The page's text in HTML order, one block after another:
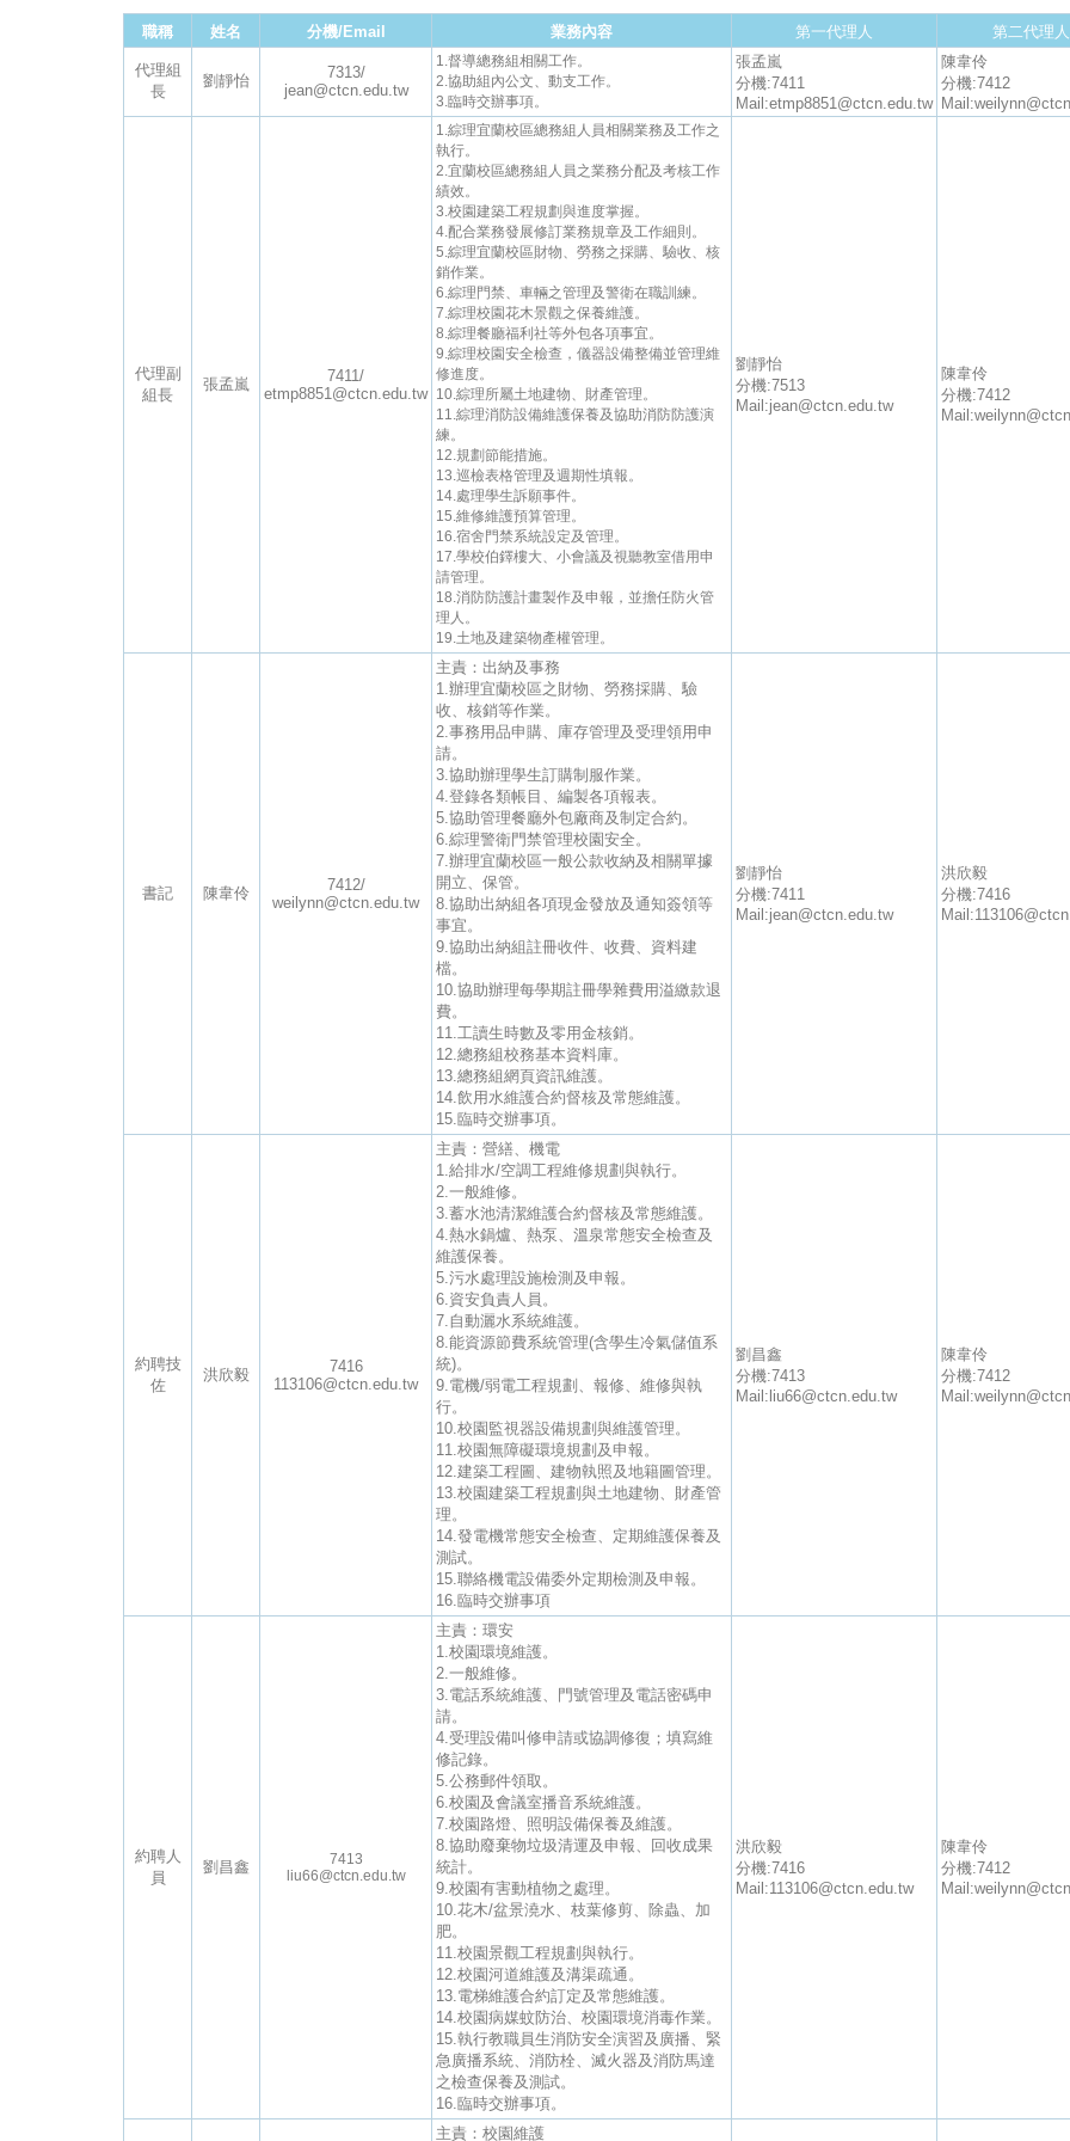
職稱 姓名 分機/Email 業務內容 第一代理人 第二代理人
代理組
長
劉靜怡
7313/
jean@ctcn.edu.tw
1.督導總務組相關工作。
2.協助組內公文、動支工作。
3.臨時交辦事項。
張孟嵐
分機:7411
Mail:etmp8851@ctcn.edu.tw
陳韋伶
分機:7412
代理副
組長
張孟嵐
7411/
etmp8851@ctcn.edu.tw
1.綜理宜蘭校區總務組人員相關業務及工作之
執行。
2.宜蘭校區總務組人員之業務分配及考核工作
績效。
3.校園建築工程規劃與進度掌握。
4.配合業務發展修訂業務規章及工作細則。
5.綜理宜蘭校區財物、勞務之採購、驗收、核
銷作業。
6.綜理門禁、車輛之管理及警衛在職訓練。
7.綜理校園花木景觀之保養維護。
8.綜理餐廳福利社等外包各項事宜。
9.綜理校園安全檢查，儀器設備整備並管理維
修進度。
10.綜理所屬土地建物、財產管理。
11.綜理消防設備維護保養及協助消防防護演
練。
12.規劃節能措施。
13.巡檢表格管理及週期性填報。
14.處理學生訴願事件。
15.維修維護預算管理。
16.宿舍門禁系統設定及管理。
17.學校伯鐸樓大、小會議及視聽教室借用申
請管理。
18.消防防護計畫製作及申報，並擔任防火管
理人。
19.土地及建築物產權管理。
劉靜怡
分機:7513
Mail:jean@ctcn.edu.tw
陳韋伶
分機:7412
書記 陳韋伶
7412/
weilynn@ctcn.edu.tw
主責：出納及事務
1.辦理宜蘭校區之財物、勞務採購、驗
收、核銷等作業。
2.事務用品申購、庫存管理及受理領用申
請。
3.協助辦理學生訂購制服作業。
4.登錄各類帳目、編製各項報表。
5.協助管理餐廳外包廠商及制定合約。
6.綜理警衛門禁管理校園安全。
7.辦理宜蘭校區一般公款收納及相關單據
開立、保管。
8.協助出納組各項現金發放及通知簽領等
事宜。
9.協助出納組註冊收件、收費、資料建
檔。
10.協助辦理每學期註冊學雜費用溢繳款退
費。
11.工讀生時數及零用金核銷。
12.總務組校務基本資料庫。
13.總務組網頁資訊維護。
14.飲用水維護合約督核及常態維護。
15.臨時交辦事項。
劉靜怡
分機:7411
Mail:jean@ctcn.edu.tw
洪欣毅
分機:7416
約聘技
佐
洪欣毅
7416
113106@ctcn.edu.tw
主責：營繕、機電
1.給排水/空調工程維修規劃與執行。
2.一般維修。
3.蓄水池清潔維護合約督核及常態維護。
4.熱水鍋爐、熱泵、溫泉常態安全檢查及
維護保養。
5.污水處理設施檢測及申報。
6.資安負責人員。
7.自動灑水系統維護。
8.能資源節費系統管理(含學生冷氣儲值系
統)。
9.電機/弱電工程規劃、報修、維修與執
行。
10.校園監視器設備規劃與維護管理。
11.校園無障礙環境規劃及申報。
12.建築工程圖、建物執照及地籍圖管理。
13.校園建築工程規劃與土地建物、財產管
理。
14.發電機常態安全檢查、定期維護保養及
測試。
15.聯絡機電設備委外定期檢測及申報。
16.臨時交辦事項
劉昌鑫
分機:7413
Mail:liu66@ctcn.edu.tw
陳韋伶
分機:7412
約聘人
員
劉昌鑫
7413
liu66@ctcn.edu.tw
主責：環安
1.校園環境維護。
2.一般維修。
3.電話系統維護、門號管理及電話密碼申
請。
4.受理設備叫修申請或協調修復；填寫維
修記錄。
5.公務郵件領取。
6.校園及會議室播音系統維護。
7.校園路燈、照明設備保養及維護。
8.協助廢棄物垃圾清運及申報、回收成果
統計。
9.校園有害動植物之處理。
10.花木/盆景澆水、枝葉修剪、除蟲、加
肥。
11.校園景觀工程規劃與執行。
12.校園河道維護及溝渠疏通。
13.電梯維護合約訂定及常態維護。
14.校園病媒蚊防治、校園環境消毒作業。
15.執行教職員生消防安全演習及廣播、緊
急廣播系統、消防栓、滅火器及消防馬達
之檢查保養及測試。
16.臨時交辦事項。
洪欣毅
分機:7416
Mail:113106@ctcn.edu.tw
陳韋伶
分機:7412
主責：校園維護